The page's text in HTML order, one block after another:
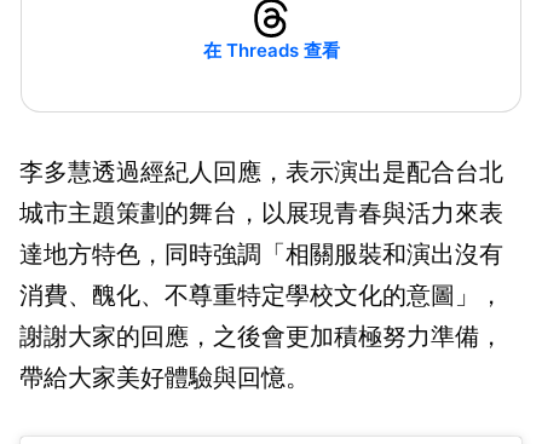
在 Threads 查看
李多慧透過經紀人回應，表示演出是配合台北
城市主題策劃的舞台，以展現青春與活力來表
達地方特色，同時強調「相關服裝和演出沒有
消費、醜化、不尊重特定學校文化的意圖」，
謝謝大家的回應，之後會更加積極努力準備，
帶給大家美好體驗與回憶。